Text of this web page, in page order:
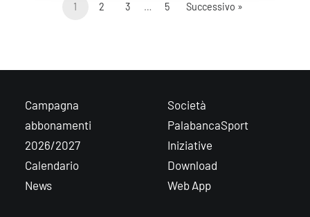
1 2 3 … 5 Successivo »
Campagna
abbonamenti
2026/2027
Calendario
News
Società
PalabancaSport
Iniziative
Download
Web App